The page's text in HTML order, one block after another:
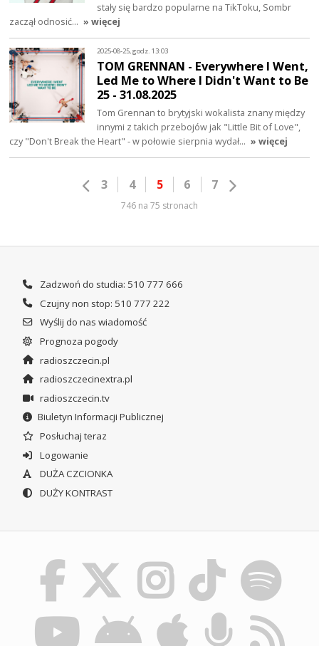
stały się bardzo popularne na TikToku, Sombr
zaczął odnosić… » więcej
2025-08-25, godz. 13:03
TOM GRENNAN - Everywhere I Went,
Led Me to Where I Didn't Want to Be
25 - 31.08.2025
Tom Grennan to brytyjski wokalista znany między
innymi z takich przebojów jak "Little Bit of Love",
czy "Don't Break the Heart" - w połowie sierpnia wydał… » więcej
3 4 5 6 7
746 na 75 stronach
Zadzwoń do studia: 510 777 666
Czujny non stop: 510 777 222
Wyślij do nas wiadomość
Prognoza pogody
radioszczecin.pl
radioszczecinextra.pl
radioszczecin.tv
Biuletyn Informacji Publicznej
Posłuchaj teraz
Logowanie
DUŻA CZCIONKA
DUŻY KONTRAST